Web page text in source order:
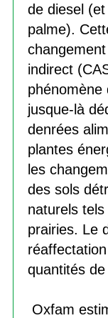
de diesel (et
palme).
indirect
phénomène
jusque-là
denrées
plantes
les
des sols
naturels
prairies. Le
quantités de
Oxfam